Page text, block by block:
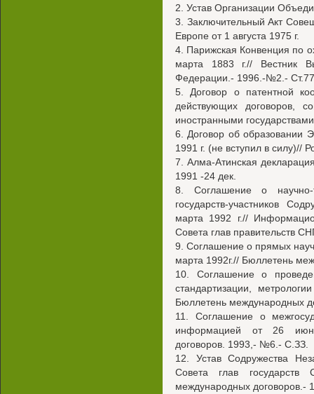
2. Устав Организации
3. Заключительный Акт
Европе от 1 августа 1975 г.
4. Парижская Конвенция по
марта 1883 г.// Вестник
Федерации.- 1996.-№2.-
5. Договор о патентной
действующих договоров,
иностранными
6. Договор об образовании
1991 г. (не вступил в силу)//
7. Алма-Атинская
1991 -24 дек.
8. Соглашение о научно-
государств-участников
марта 1992 г.//
Совета глав правительств
9. Соглашение о прямых
марта 1992г.// Бюллетень
10. Соглашение о
стандартизации,
Бюллетень международных
11. Соглашение о
информацией от 26
договоров. 1993,- №6.- С.ЗЗ.
12. Устав Содружества
Совета глав
международных